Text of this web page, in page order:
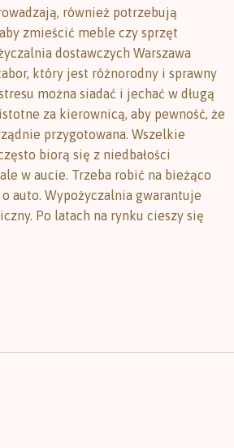
również potrzebują
zmieścić meble czy sprzęt
dostawczych Warszawa
który jest różnorodny i sprawny
można siadać i jechać w długą
za kierownicą, aby pewność, że
przygotowana. Wszelkie
biorą się z niedbałości
w aucie. Trzeba robić na bieżąco
auto. Wypożyczalnia gwarantuje
Po latach na rynku cieszy się